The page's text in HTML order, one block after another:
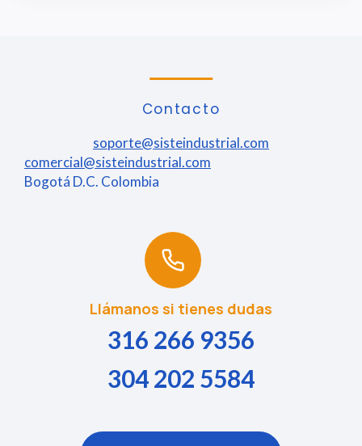
Contacto
soporte@sisteindustrial.com
comercial@sisteindustrial.com
Bogotá D.C. Colombia
Llámanos si tienes dudas
316 266 9356
304 202 5584